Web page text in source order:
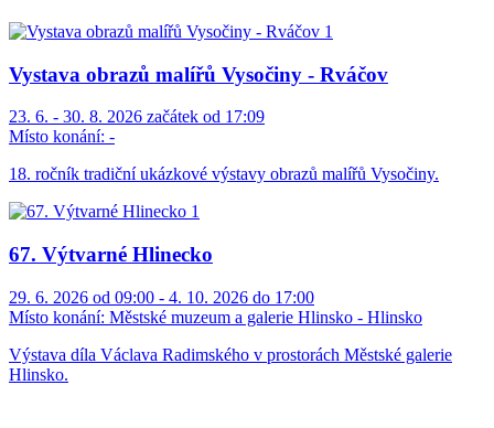
Vystava obrazů malířů Vysočiny - Rváčov
23. 6. - 30. 8. 2026 začátek od 17:09
Místo konání: -
18. ročník tradiční ukázkové výstavy obrazů malířů Vysočiny.
67. Výtvarné Hlinecko
29. 6. 2026 od 09:00 - 4. 10. 2026 do 17:00
Místo konání: Městské muzeum a galerie Hlinsko - Hlinsko
Výstava díla Václava Radimského v prostorách Městské galerie
Hlinsko.